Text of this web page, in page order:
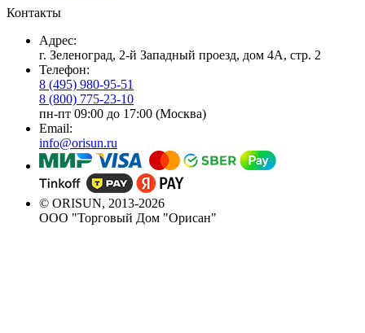
Контакты
Адрес:
г. Зеленоград, 2-й Западный проезд, дом 4А, стр. 2
Телефон:
8 (495) 980-95-51
8 (800) 775-23-10
пн-пт 09:00 до 17:00 (Москва)
Email:
info@orisun.ru
© ORISUN, 2013-2026
ООО "Торговый Дом "Орисан"